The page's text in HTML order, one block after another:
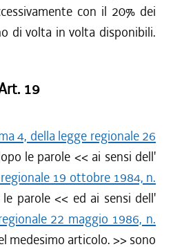
con il 20% dei
di volta in volta disponibili.
19
4, della legge regionale 26
le parole << ai sensi dell'
19 ottobre 1984, n.
parole << ed ai sensi dell'
22 maggio 1986, n.
medesimo articolo. >> sono